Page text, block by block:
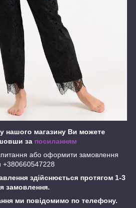
нашого магазину Ви можете
за посиланням
або оформити замовлення
здійснюється протягом 1-3
замовлення.
ми повідомимо по телефону.